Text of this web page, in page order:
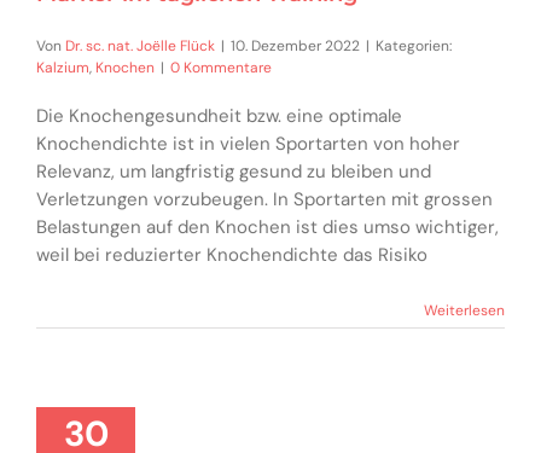
Von Dr. sc. nat. Joëlle Flück | 10. Dezember 2022 | Kategorien:
Kalzium, Knochen | 0 Kommentare
Die Knochengesundheit bzw. eine optimale
Knochendichte ist in vielen Sportarten von hoher
Relevanz, um langfristig gesund zu bleiben und
Verletzungen vorzubeugen. In Sportarten mit grossen
Belastungen auf den Knochen ist dies umso wichtiger,
weil bei reduzierter Knochendichte das Risiko
Weiterlesen
30